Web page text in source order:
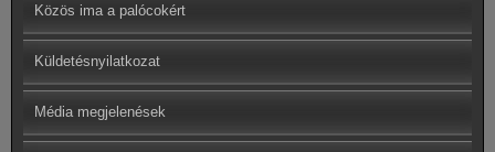
Közös ima a palócokért
Küldetésnyilatkozat
Média megjelenések